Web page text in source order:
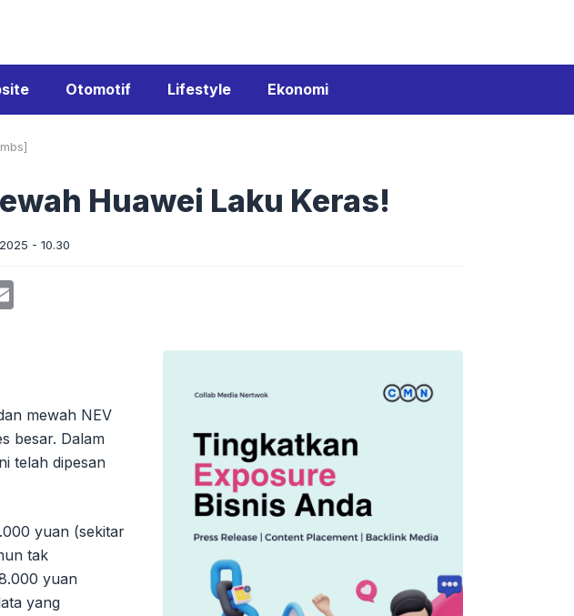
Otomotif Lifestyle Ekonomi
Huawei Laku Keras!
- 10.30
mewah NEV
besar. Dalam
telah dipesan
yuan (sekitar
tak
yuan
yang